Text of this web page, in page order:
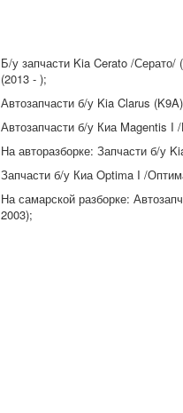
Б/у запчасти Kia Cerato /
(2013 - );
Автозапчасти б/у Kia Clarus
Автозапчасти б/у Киа Magentis
На авторазборке: Запчасти б/у
Запчасти б/у Киа Optima I /
На самарской разборке:
2003);